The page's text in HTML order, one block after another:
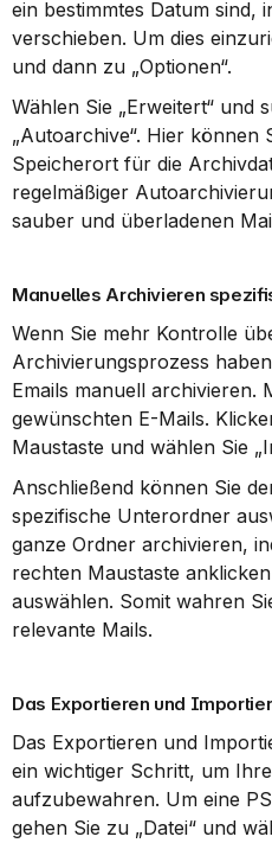
ein bestimmtes Datum
verschieben. Um dies
und dann zu „Optionen“.
Wählen Sie „Erweitert“ und
„Autoarchive“. Hier können
Speicherort für die
regelmäßiger
sauber und überladenen
Manuelles Archivieren
Wenn Sie mehr Kontrolle
Archivierungsprozess
Emails manuell archivieren.
gewünschten E-Mails.
Maustaste und wählen Sie
Anschließend können Sie
spezifische Unterordner
ganze Ordner archivieren,
rechten Maustaste
auswählen. Somit wahren
relevante Mails.
Das Exportieren und
Das Exportieren und
ein wichtiger Schritt, um
aufzubewahren. Um eine
gehen Sie zu „Datei“ und